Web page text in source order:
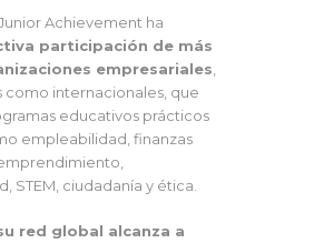
Achievement ha
participación de más
empresariales,
como internacionales, que
educativos prácticos
empleabilidad, finanzas
STEM, ciudadanía y ética.
red global alcanza a